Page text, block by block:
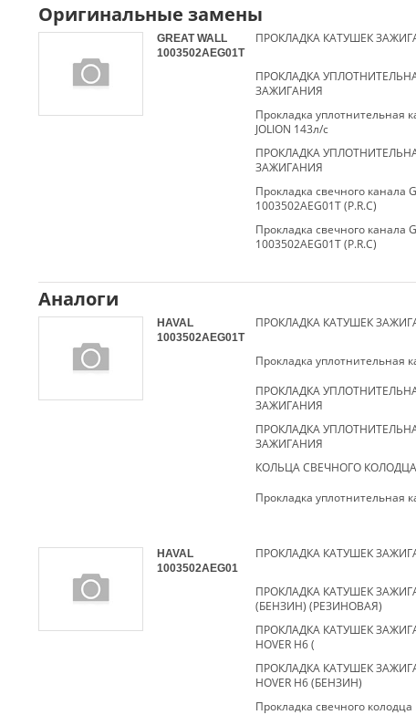
Оригинальные замены
GREAT WALL
1003502AEG01T
ПРОКЛАДКА
ЗАЖИГАНИЯ
Прокладка уплотнительная
JOLION 143л/с
ПРОКЛАДКА
ЗАЖИГАНИЯ
Прокладка свечного канала
1003502AEG01T (P.R.C)
Прокладка свечного канала
1003502AEG01T (P.R.C)
Аналоги
HAVAL
1003502AEG01T
Прокладка уплотнительная
ПРОКЛАДКА
ЗАЖИГАНИЯ
ПРОКЛАДКА
ЗАЖИГАНИЯ
КОЛЬЦА СВЕЧНОГО КОЛОДЦА
Прокладка уплотнительная
HAVAL
1003502AEG01
ПРОКЛАДКА КАТУШЕК
(БЕНЗИН) (РЕЗИНОВАЯ)
ПРОКЛАДКА КАТУШЕК
HOVER H6 (
ПРОКЛАДКА КАТУШЕК
HOVER H6 (БЕНЗИН)
Прокладка свечного колодца